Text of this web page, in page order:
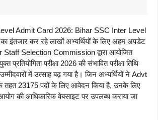
Admit Card 2026: Bihar SSC Inter Level
इंतजार कर रहे लाखों अभ्यर्थियों के लिए अहम अपडेट
Selection Commission द्वारा आयोजित
प्रतियोगिता परीक्षा 2026 की संभावित परीक्षा तिथि
में उत्साह बढ़ गया है। जिन अभ्यर्थियों ने Advt
23175 पदों के लिए आवेदन किया है, उनके लिए
की आधिकारिक वेबसाइट पर उपलब्ध कराया जा